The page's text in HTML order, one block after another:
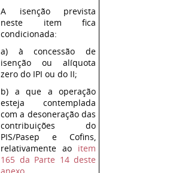
A isenção prevista
neste item fica
condicionada:
a) à concessão de
isenção ou alíquota
zero do IPI ou do II;
b) a que a operação
esteja contemplada
com a desoneração das
contribuições do
PIS/Pasep e Cofins,
relativamente ao item
165 da Parte 14 deste